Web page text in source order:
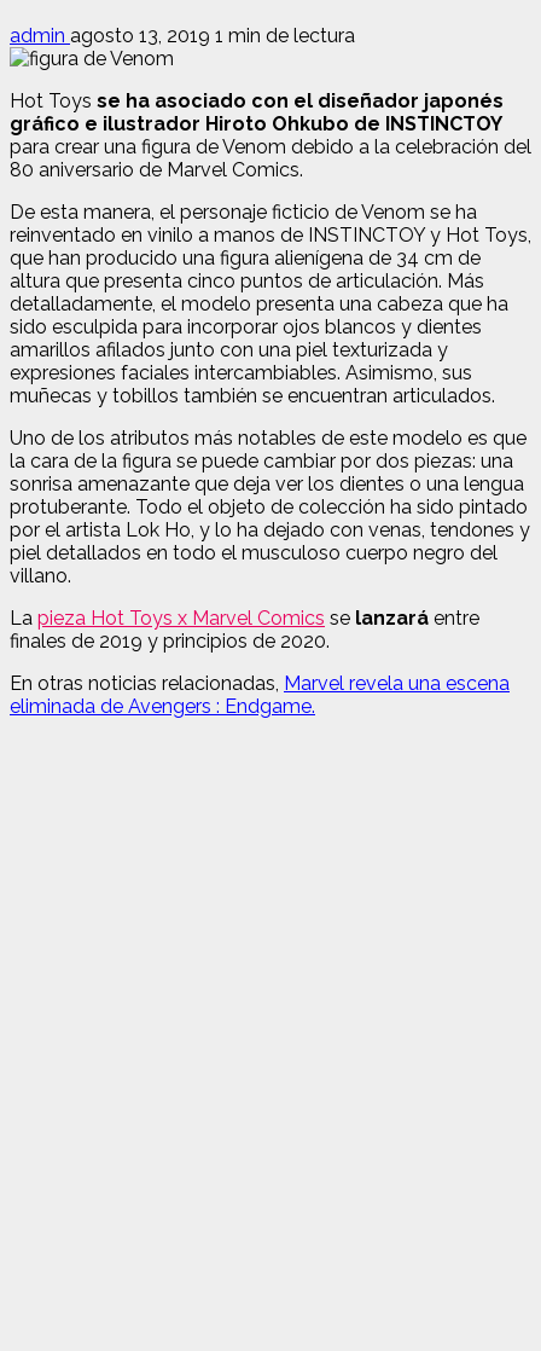
admin agosto 13, 2019 1 min de lectura
Hot Toys se ha asociado con el diseñador japonés
gráfico e ilustrador Hiroto Ohkubo de INSTINCTOY
para crear una figura de Venom debido a la celebración del
80 aniversario de Marvel Comics.
De esta manera, el personaje ficticio de Venom se ha
reinventado en vinilo a manos de INSTINCTOY y Hot Toys,
que han producido una figura alienígena de 34 cm de
altura que presenta cinco puntos de articulación. Más
detalladamente, el modelo presenta una cabeza que ha
sido esculpida para incorporar ojos blancos y dientes
amarillos afilados junto con una piel texturizada y
expresiones faciales intercambiables. Asimismo, sus
muñecas y tobillos también se encuentran articulados.
Uno de los atributos más notables de este modelo es que
la cara de la figura se puede cambiar por dos piezas: una
sonrisa amenazante que deja ver los dientes o una lengua
protuberante. Todo el objeto de colección ha sido pintado
por el artista Lok Ho, y lo ha dejado con venas, tendones y
piel detallados en todo el musculoso cuerpo negro del
villano.
La pieza Hot Toys x Marvel Comics se lanzará entre
finales de 2019 y principios de 2020.
En otras noticias relacionadas, Marvel revela una escena
eliminada de Avengers : Endgame.